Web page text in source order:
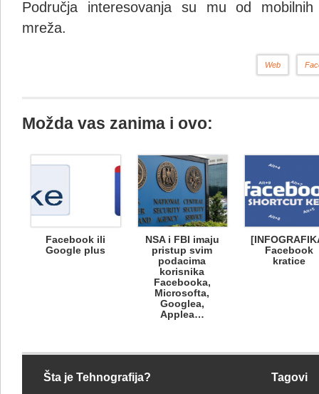
Područja interesovanja su mu od
mreža.
Web
Možda vas zanima i ovo:
Facebook ili
Google plus
NSA i FBI imaju
pristup svim
podacima
korisnika
Facebooka,
Microsofta,
Googlea,
Applea…
Facebook
kratice
Šta je Tehnografija? Tagovi